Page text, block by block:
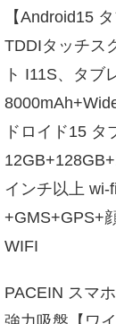
【Android15
TDDIタッチス
ト I11S、タブ
ドロイド15 タ
インチ以上 wi-
+GMS+GPS+
WIFI
PACEIN スマ